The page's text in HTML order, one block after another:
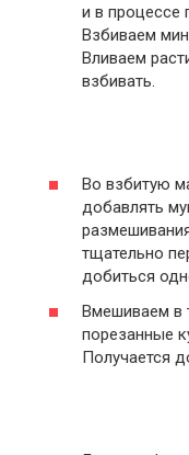
и в процессе
Взбиваем
Вливаем
взбивать.
Во взбитую
добавлять
тщательно
добиться
Вмешиваем в
порезанные
Получается